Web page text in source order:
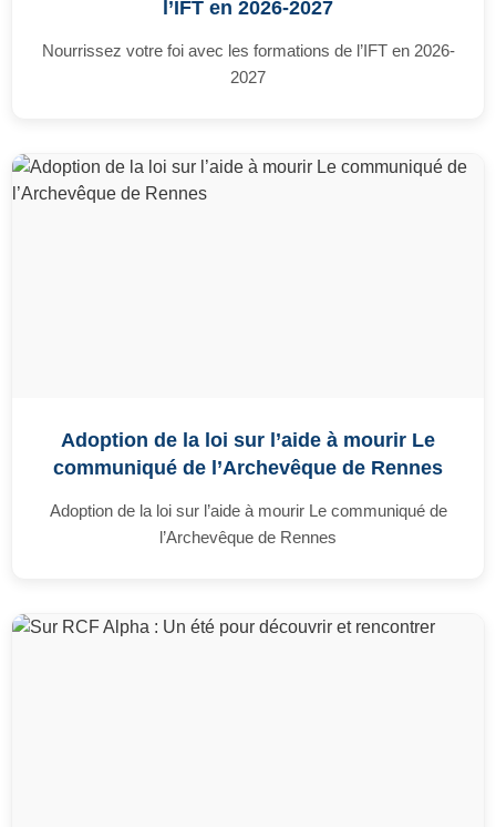
l’IFT en 2026-2027
Nourrissez votre foi avec les formations de l’IFT en 2026-
2027
Adoption de la loi sur l’aide à mourir Le
communiqué de l’Archevêque de Rennes
Adoption de la loi sur l’aide à mourir Le communiqué de
l’Archevêque de Rennes